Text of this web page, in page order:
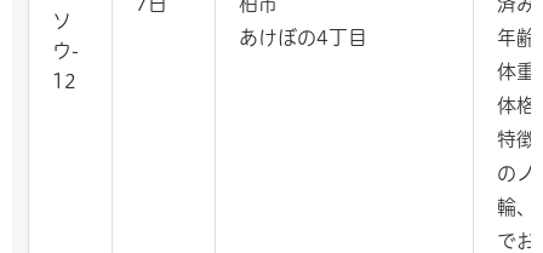
ソ
ウ-
12
あけぼの4丁目
年齢
体重
体格
特徴
のノ
輪、
でお